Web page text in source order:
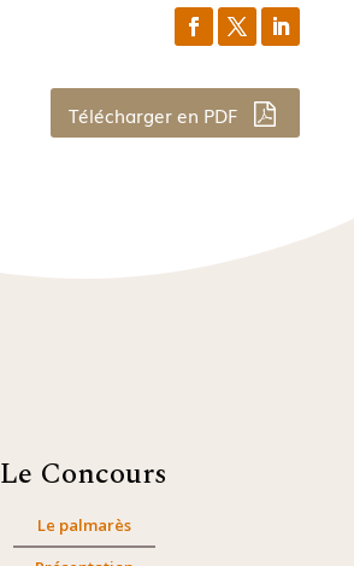
Télécharger en PDF
Le Concours
Le palmarès